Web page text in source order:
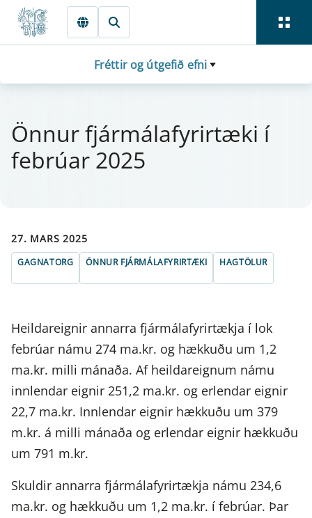
Fara beint í Meginmál
Fréttir og útgefið efni
Önn­ur fjá­r­mála­fyr­ir­tæki í
fe­brú­ar 2025
27. MARS 2025
GAGNATORG ÖNNUR FJÁRMÁLAFYRIRTÆKI HAGTÖLUR
Heildareignir annarra fjármálafyrirtækja í lok
febrúar námu 274 ma.kr. og hækkuðu um 1,2
ma.kr. milli mánaða. Af heildareignum námu
innlendar eignir 251,2 ma.kr. og erlendar eignir
22,7 ma.kr. Innlendar eignir hækkuðu um 379
m.kr. á milli mánaða og erlendar eignir hækkuðu
um 791 m.kr.
Skuldir annarra fjármálafyrirtækja námu 234,6
ma.kr. og hækkuðu um 1,2 ma.kr. í febrúar. Þar